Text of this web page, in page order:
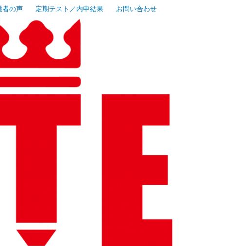
者の声 定期テスト／内申結果 お問い合わせ
｜横浜市南
弘明寺地
｜少人数
業